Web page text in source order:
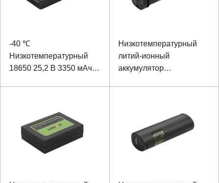
-40 ℃
Низкотемпературный
18650 25,2 В 3350 мАч
Низкотемпературный
литий-ионный
аккумулятор